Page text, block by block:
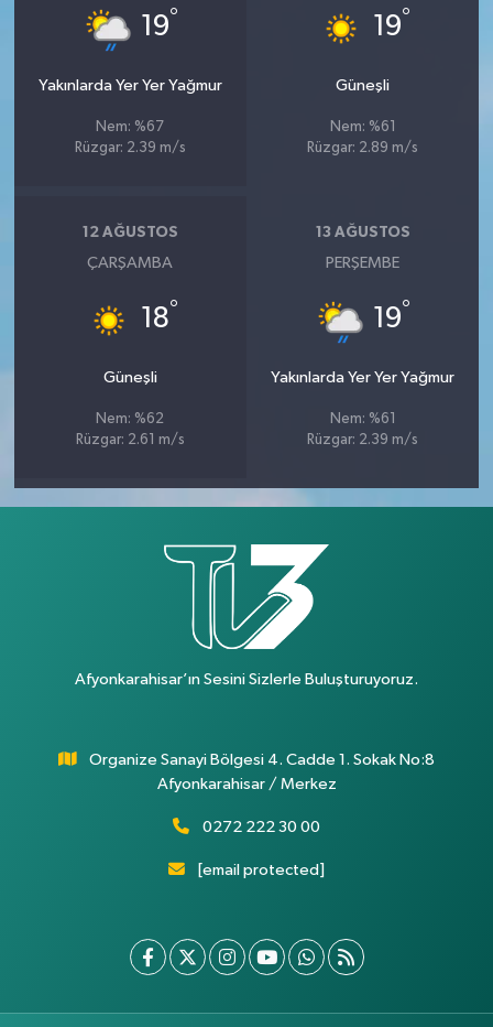
19°
Yakınlarda Yer Yer Yağmur
Nem: %67
Rüzgar: 2.39 m/s
19°
Güneşli
Nem: %61
Rüzgar: 2.89 m/s
12 AĞUSTOS
ÇARŞAMBA
18°
Güneşli
Nem: %62
Rüzgar: 2.61 m/s
13 AĞUSTOS
PERŞEMBE
19°
Yakınlarda Yer Yer Yağmur
Nem: %61
Rüzgar: 2.39 m/s
Afyonkarahisar’ın Sesini Sizlerle Buluşturuyoruz.
Organize Sanayi Bölgesi 4. Cadde 1. Sokak No:8
Afyonkarahisar / Merkez
0272 222 30 00
[email protected]